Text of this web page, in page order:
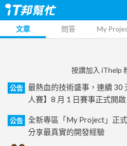
文章 問答 My
按讚加入 iThelp
公告
最熱血的技術盛事，連續 30
人賽】8 月 1 日賽事正式開啟
公告
全新專區「My Project」正
分享最真實的開發經驗